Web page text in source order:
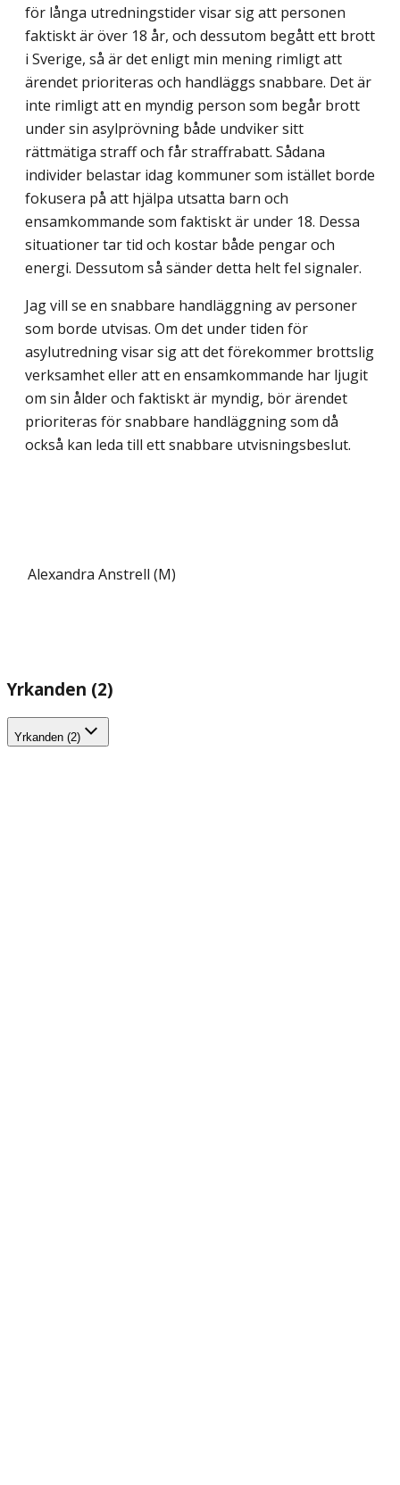
för långa utredningstider visar sig att personen
faktiskt är över 18 år, och dessutom begått ett brott
i Sverige, så är det enligt min mening rimligt att
ärendet prioriteras och handläggs snabbare. Det är
inte rimligt att en myndig person som begår brott
under sin asyl­prövning både undviker sitt
rättmätiga straff och får straffrabatt. Sådana
individer belastar idag kommuner som istället borde
fokusera på att hjälpa utsatta barn och
ensamkommande som faktiskt är under 18. Dessa
situationer tar tid och kostar både pengar och
energi. Dessutom så sänder detta helt fel signaler.
Jag vill se en snabbare handläggning av personer
som borde utvisas. Om det under tiden för
asylutredning visar sig att det förekommer brottslig
verksamhet eller att en ensamkommande har ljugit
om sin ålder och faktiskt är myndig, bör ärendet
prioriteras för snabbare handläggning som då
också kan leda till ett snabbare utvisningsbeslut.
Alexandra Anstrell (M)
Yrkanden (2)
Yrkanden (2)